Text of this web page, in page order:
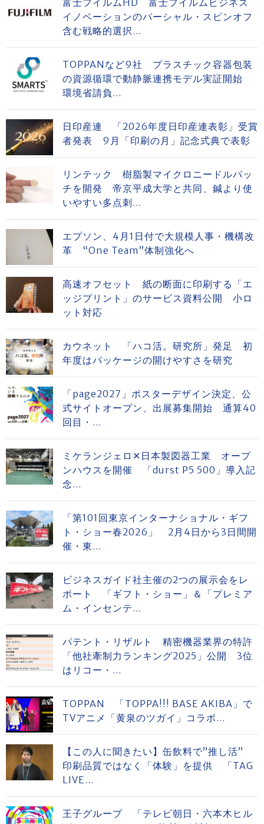
イノベーションのパーシャル・スピンオフ
含む戦略的選択...
TOPPANなど9社 プラスチック容器包装
の資源循環で動静脈連携モデル実証開始
環境省請負...
日印産連 「2026年度日印産連表彰」受賞
者発表 9月「印刷の月」記念式典で表彰
リンテック 樹脂製マイクロニードルパッ
チを開発 帝京平成大学と共同、鍼より使
いやすい多点刺...
エプソン、4月1日付で大規模人事・機構改
革 “One Team”体制強化へ
高速オフセット 紙の断面に印刷する「エ
ッジプリント」のサービス資料公開 小ロ
ット対応
カウネット 「ハコ活。研究所」発足 初
年度はパッケージの開けやすさを研究
「page2027」ポスターデザイン決定、公
式サイトオープン、出展募集開始 通算40
回目・...
ミケランジェロ✕日本製図器工業 オープ
ンハウスを開催 「durst P5 500」導入記
念...
「第101回東京インターナショナル・ギフ
ト・ショー春2026」 2月4日から3日間開
催・東...
ビジネスガイド社主催の2つの展示会をレ
ポート 「ギフト・ショー」＆「プレミア
ム・インセンテ...
パテント・リザルト 精密機器業界の特許
「他社牽制力ランキング2025」公開 3位
はリコー・...
TOPPAN 「TOPPA!!! BASE AKIBA」で
TVアニメ「黄泉のツガイ」コラボ...
【この人に聞きたい】缶飲料で”推し活”
印刷品質ではなく「体験」を提供 「TAG
LIVE...
王子グループ 「テレビ朝日・六本木ヒル